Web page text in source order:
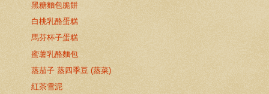
黑糖麵包脆餅
白桃乳酪蛋糕
馬芬杯子蛋糕
蜜薯乳酪麵包
蒸茄子 蒸四季豆 (蒸菜)
紅茶雪泥